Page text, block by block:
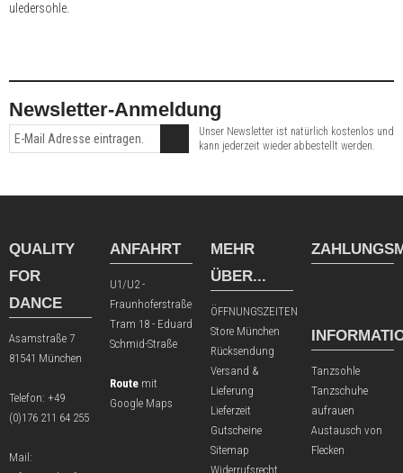
uledersohle.
Newsletter-Anmeldung
Unser Newsletter ist natürlich kostenlos und
kann jederzeit wieder abbestellt werden.
QUALITY
FOR
DANCE
Asamstraße 7
81541 München
Telefon: +49
(0)176 211 64 255
Mail:
ANFAHRT
U1/U2 -
Fraunhoferstraße
Tram 18 - Eduard
Schmid-Straße
Route mit
Google Maps
MEHR
ÜBER...
ÖFFNUNGSZEITEN
Store München
Rücksendung
Versand &
Lieferung
Lieferzeit
Gutscheine
Sitemap
Widerrufsrecht
Tanzsohle
Tanzschuhe
aufrauen
Austausch von
Flecken